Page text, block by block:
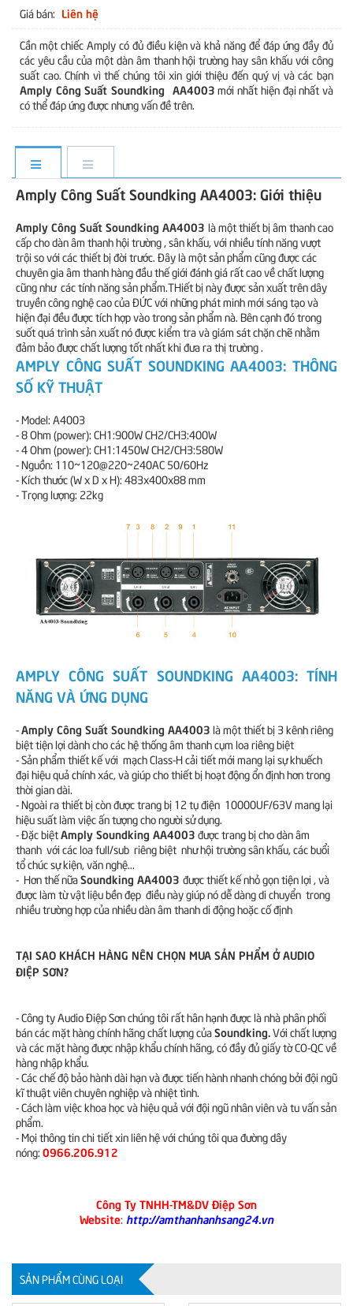
Giá bán: Liên hệ
Cần một chiếc Amply có đủ điều kiện và khả năng để đáp ứng đầy đủ
các yêu cầu của một dàn âm thanh hội trường hay sân khấu với công
suất cao. Chính vì thế chúng tôi xin giới thiệu đến quý vị và các bạn
Amply Công Suất Soundking AA4003 mới nhất hiện đại nhất và
có thể đáp ứng được nhưng vấn đề trên.
Amply Công Suất Soundking AA4003: Giới thiệu
Amply Công Suất Soundking AA4003 là một thiết bị âm thanh cao
cấp cho dàn âm thanh hội trường , sân khấu, với nhiều tính năng vượt
trội so với các thiết bị đời trước. Đây là một sản phẩm cũng được các
chuyên gia âm thanh hàng đầu thế giới đánh giá rất cao về chất lượng
cũng như các tính năng sản phẩm.THiết bị này được sản xuất trên dây
truyền công nghệ cao của ĐỨC với những phát minh mới sáng tạo và
hiện đại đều được tích hợp vào trong sản phẩm nà. Bên cạnh đó trong
suốt quá trình sản xuất nó được kiểm tra và giám sát chặn chẽ nhằm
đảm bảo được chất lượng tốt nhất khi đưa ra thị trường .
AMPLY CÔNG SUẤT SOUNDKING AA4003: THÔNG
SỐ KỸ THUẬT
- Model: A4003
- 8 Ohm (power): CH1:900W CH2/CH3:400W
- 4 Ohm (power): CH1:1450W CH2/CH3:580W
- Nguồn: 110~120@220~240AC 50/60Hz
- Kích thước (W x D x H): 483x400x88 mm
- Trọng lượng: 22kg
AMPLY CÔNG SUẤT SOUNDKING AA4003: TÍNH
NĂNG VÀ ỨNG DỤNG
-Amply Công Suất Soundking AA4003 là một thiết bị 3 kênh riêng
biệt tiện lợi dành cho các hệ thống âm thanh cụm loa riêng biệt
- Sản phẩm thiết kế với mạch Class-H cải tiết mới mang lại sự khuếch
đại hiệu quả chính xác, và giúp cho thiết bị hoạt động ổn định hơn trong
thời gian dài.
- Ngoài ra thiết bị còn được trang bị 12 tụ điện 10000UF/63V mang lại
hiệu suất làm việc ấn tượng cho người sử dụng.
- Đặc biệtAmply Soundking AA4003 được trang bị cho dàn âm
thanh với các loa full/sub riêng biệt như hội trường sân khấu, các buổi
tổ chúc sự kiện, văn nghệ...
- Hơn thế nữaSoundking AA4003 được thiết kế nhỏ gọn tiện lợi , và
được làm từ vật liệu bền đẹp điều này giúp nó dễ dàng di chuyển trong
nhiều trường hợp của nhiều dàn âm thanh di động hoặc cố định
TẠI SAO KHÁCH HÀNG NÊN CHỌN MUA SẢN PHẨM Ở AUDIO
ĐIỆP SƠN?
- Công ty Audio Điệp Sơn chúng tôi rất hân hạnh được là nhà phân phối
bán các mặt hàng chính hãng chất lượng củaSoundking.Với chất lượng
và các mặt hàng được nhập khẩu chính hãng, có đầy đủ giấy tờ CO-QC về
hàng nhập khẩu.
- Các chế độ bảo hành dài hạn và được tiến hành nhanh chóng bởi đội ngũ
kĩ thuật viên chuyên nghiệp và nhiệt tình.
- Cách làm việc khoa học và hiệu quả với đội ngũ nhân viên và tu vấn sản
phẩm.
- Mọi thông tin chi tiết xin liên hệ với chúng tôi qua đường dây
nóng: 0966.206.912
Công Ty TNHH-TM&DV Điệp Sơn
Website: http://amthanhanhsang24.vn
SẢN PHẨM CÙNG LOẠI